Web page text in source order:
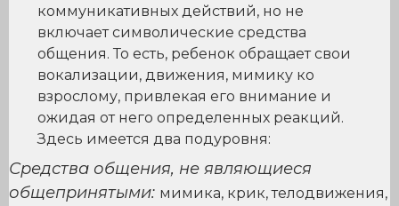
коммуникативных действий, но не
включает символические средства
общения. То есть, ребенок обращает свои
вокализации, движения, мимику ко
взрослому, привлекая его внимание и
ожидая от него определенных реакций.
Здесь имеется два подуровня:
Средства общения, не являющиеся
общепринятыми: мимика, крик, телодвижения,